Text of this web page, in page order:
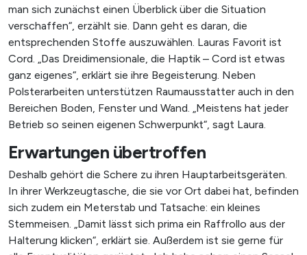
man sich zunächst einen Überblick über die Situation
verschaffen“, erzählt sie. Dann geht es daran, die
entsprechenden Stoffe auszuwählen. Lauras Favorit ist
Cord. „Das Dreidimensionale, die Haptik – Cord ist etwas
ganz eigenes“, erklärt sie ihre Begeisterung. Neben
Polsterarbeiten unterstützen Raumausstatter auch in den
Bereichen Boden, Fenster und Wand. „Meistens hat jeder
Betrieb so seinen eigenen Schwerpunkt“, sagt Laura.
Erwartungen übertroffen
Deshalb gehört die Schere zu ihren Hauptarbeitsgeräten.
In ihrer Werkzeugtasche, die sie vor Ort dabei hat, befinden
sich zudem ein Meterstab und Tatsache: ein kleines
Stemmeisen. „Damit lässt sich prima ein Raffrollo aus der
Halterung klicken“, erklärt sie. Außerdem ist sie gerne für